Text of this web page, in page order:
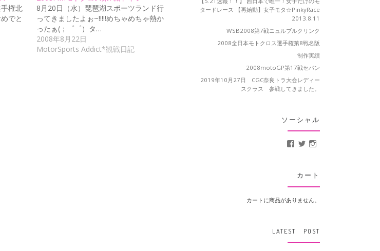
権北
でと
8月20日（水）琵琶湖スポーツランド行
ってきましたよぉ~!!!!!めちゃめちゃ熱か
ったぁ(；゜゜）タ…
2008年8月22日
MotorSports Addict*観戦日記
タードレース 【再始動】女子モタ☆PinkyRace
2013.8.11
WSB2008第7戦ニュルブルクリンク
2008全日本モトクロス選手権第8戦名阪
制作実績
2008motoGP第17戦セパン
2019年10月27日 CGC奈良トラ大会レディー
スクラス 参戦してきました。
ソーシャル
MotoCrusader さんのプ
@MotoCrusader さ
カート
カートに商品がありません。
LATEST POST